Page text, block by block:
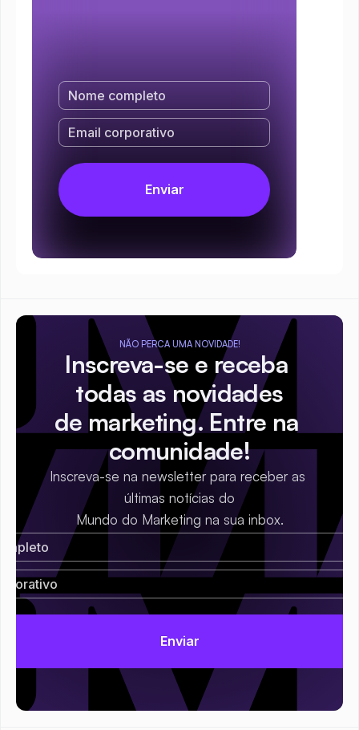
NÃO PERCA UMA NOVIDADE!
Inscreva-se e receba
todas as novidades
de marketing. Entre na
comunidade!
Inscreva-se na newsletter para receber as
últimas notícias do
Mundo do Marketing na sua inbox.